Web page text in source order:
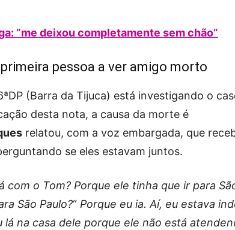
”me deixou completamente sem chão”
pessoa a ver amigo morto
(Barra da Tijuca) está investigando o
desta nota, a causa da morte é
relatou, com a voz embargada, que
se eles estavam juntos.
com o Tom? Porque ele tinha que ir para
São Paulo?“ Porque eu ia. Aí, eu estava
na casa dele porque ele não está